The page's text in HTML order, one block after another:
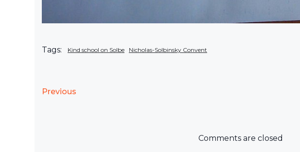
Tags: Kind school on Solbe Nicholas-Solbinsky Convent
Previous
Comments are closed